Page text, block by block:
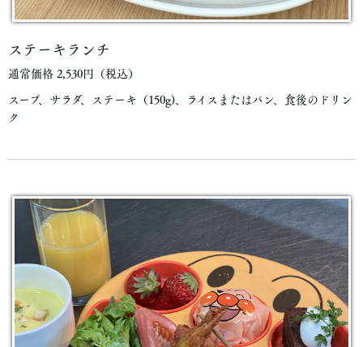
ステーキランチ
通常価格 2,530円（税込）
スープ、サラダ、ステーキ（150g)、ライスまたはパン、食後のドリン
ク